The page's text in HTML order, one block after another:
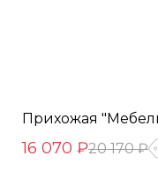
Прихожая
16 070 ₽20 170 ₽